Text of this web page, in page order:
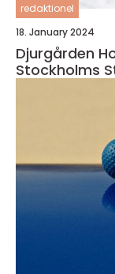
redaktionel
18. January 2024
Djurgården
Stockholms